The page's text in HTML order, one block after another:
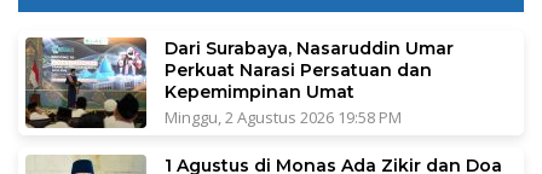
Dari Surabaya, Nasaruddin Umar
Perkuat Narasi Persatuan dan
Kepemimpinan Umat
Minggu, 2 Agustus 2026 19:58 PM
1 Agustus di Monas Ada Zikir dan Doa